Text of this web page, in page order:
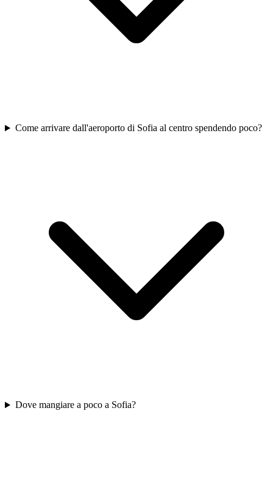
Come arrivare dall'aeroporto di Sofia al centro spendendo poco?
Dove mangiare a poco a Sofia?